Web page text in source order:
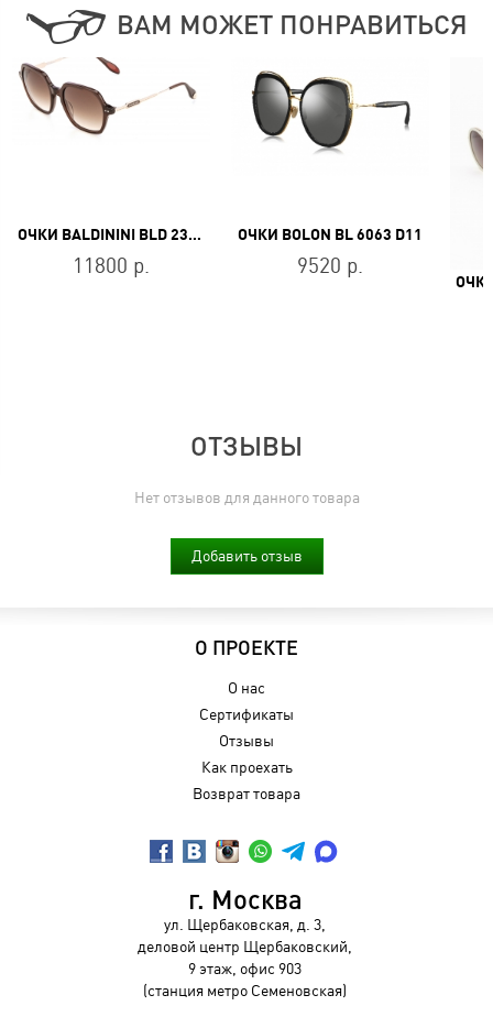
ВАМ МОЖЕТ ПОНРАВИТЬСЯ
ОЧКИ BALDININI BLD 2313 PF 302
11800 р.
ОЧКИ BOLON BL 6063 D11
9520 р.
ОТЗЫВЫ
Нет отзывов для данного товара
Добавить отзыв
О ПРОЕКТЕ
О нас
Сертификаты
Отзывы
Как проехать
Возврат товара
г. Москва
ул. Щербаковская, д. 3,
деловой центр Щербаковский,
9 этаж, офис 903
(станция метро Семеновская)